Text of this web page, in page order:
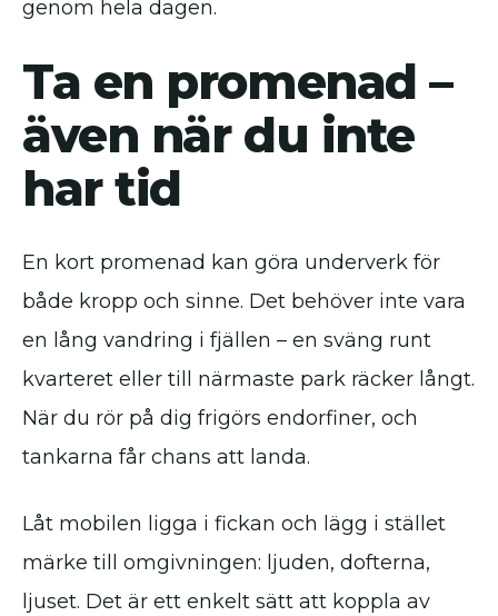
genom hela dagen.
Ta en promenad –
även när du inte
har tid
En kort promenad kan göra underverk för
både kropp och sinne. Det behöver inte vara
en lång vandring i fjällen – en sväng runt
kvarteret eller till närmaste park räcker långt.
När du rör på dig frigörs endorfiner, och
tankarna får chans att landa.
Låt mobilen ligga i fickan och lägg i stället
märke till omgivningen: ljuden, dofterna,
ljuset. Det är ett enkelt sätt att koppla av